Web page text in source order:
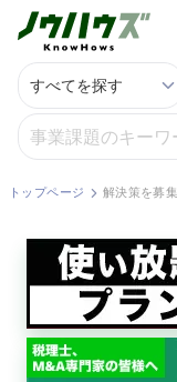
記事・
解決策
知識を
契約書ひ
専門家
トップページ 解決策を募